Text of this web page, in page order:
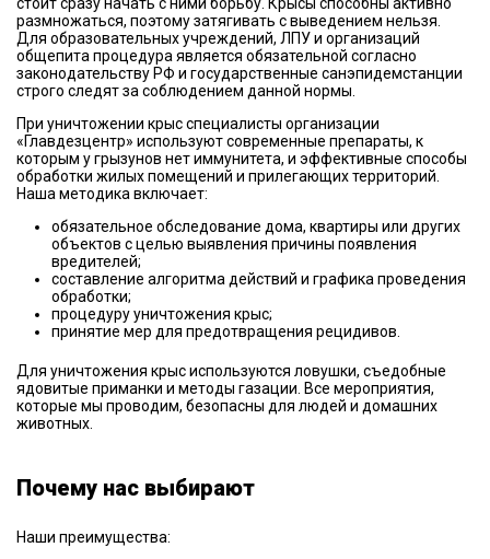
размножаться, поэтому затягивать с выведением нельзя.
Для образовательных учреждений, ЛПУ и организаций
общепита процедура является обязательной согласно
законодательству РФ и государственные санэпидемстанции
строго следят за соблюдением данной нормы.
При уничтожении крыс специалисты организации
«Главдезцентр» используют современные препараты, к
которым у грызунов нет иммунитета, и эффективные способы
обработки жилых помещений и прилегающих территорий.
Наша методика включает:
обязательное обследование дома, квартиры или других
объектов с целью выявления причины появления
вредителей;
составление алгоритма действий и графика проведения
обработки;
процедуру уничтожения крыс;
принятие мер для предотвращения рецидивов.
Для уничтожения крыс используются ловушки, съедобные
ядовитые приманки и методы газации. Все мероприятия,
которые мы проводим, безопасны для людей и домашних
животных.
Почему нас выбирают
Наши преимущества: